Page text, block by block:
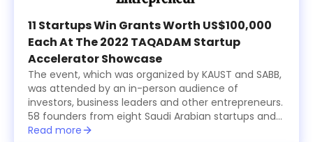
11 Startups Win Grants Worth US$100,000
Each At The 2022 TAQADAM Startup
Accelerator Showcase
The event, which was organized by KAUST and SABB,
was attended by an in-person audience of
investors, business leaders and other entrepreneurs.
58 founders from eight Saudi Arabian startups and
15 international ones, all from the seventh cohort of
Read more